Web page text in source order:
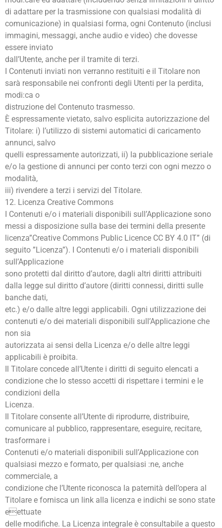
di adattare per la trasmissione con qualsiasi modalità di
comunicazione) in qualsiasi forma, ogni Contenuto (inclusi
immagini, messaggi, anche audio e video) che dovesse
essere inviato
dall’Utente, anche per il tramite di terzi.
I Contenuti inviati non verranno restituiti e il Titolare non
sarà responsabile nei confronti degli Utenti per la perdita,
modi:ca o
distruzione del Contenuto trasmesso.
È espressamente vietato, salvo esplicita autorizzazione del
Titolare: i) l’utilizzo di sistemi automatici di caricamento
annunci, salvo
quelli espressamente autorizzati, ii) la pubblicazione seriale
e/o la gestione di annunci per conto terzi con ogni mezzo o
modalità,
iii) rivendere a terzi i servizi del Titolare.
12. Licenza Creative Commons
I Contenuti e/o i materiali disponibili sull’Applicazione sono
messi a disposizione sulla base dei termini della presente
licenza”Creative Commons Public Licence CC BY 4.0 IT” (di
seguito ”Licenza”). I Contenuti e/o i materiali disponibili
sull’Applicazione
sono protetti dal diritto d’autore, dagli altri diritti attribuiti
dalla legge sul diritto d’autore (diritti connessi, diritti sulle
banche dati,
etc.) e/o dalle altre leggi applicabili. Ogni utilizzazione dei
contenuti e/o dei materiali disponibili sull’Applicazione che
non sia
autorizzata ai sensi della Licenza e/o delle altre leggi
applicabili è proibita.
Il Titolare concede all’Utente i diritti di seguito elencati a
condizione che lo stesso accetti di rispettare i termini e le
condizioni della
Licenza.
Il Titolare consente all’Utente di riprodurre, distribuire,
comunicare al pubblico, rappresentare, eseguire, recitare,
trasformare i
Contenuti e/o materiali disponibili sull’Applicazione con
qualsiasi mezzo e formato, per qualsiasi :ne, anche
commerciale, a
condizione che l’Utente riconosca la paternità dell’opera al
Titolare e fornisca un link alla licenza e indichi se sono state
eettuate
delle modifiche. La Licenza integrale è consultabile a questo